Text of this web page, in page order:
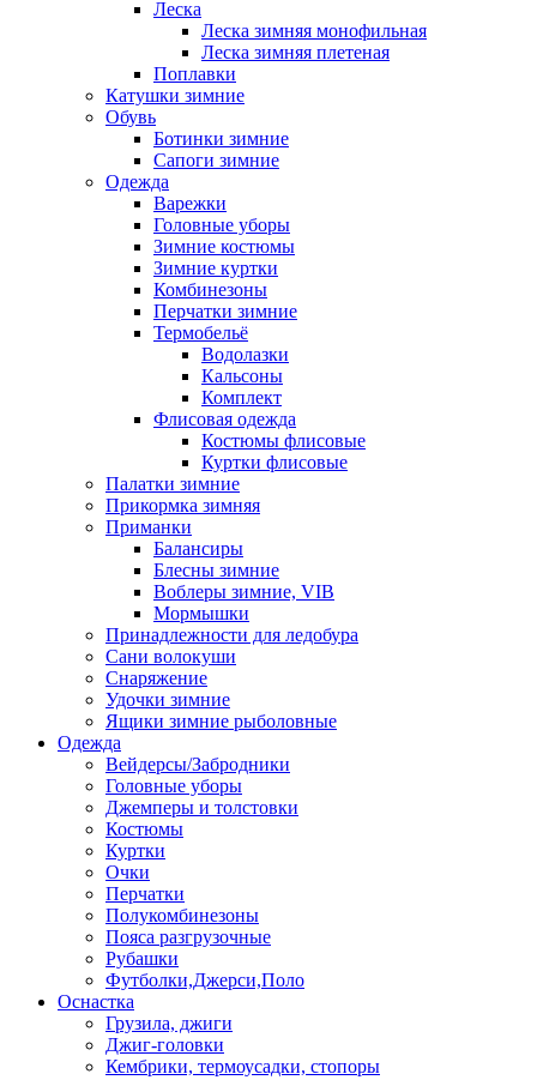
Леска
Леска зимняя монофильная
Леска зимняя плетеная
Поплавки
Катушки зимние
Обувь
Ботинки зимние
Сапоги зимние
Одежда
Варежки
Головные уборы
Зимние костюмы
Зимние куртки
Комбинезоны
Перчатки зимние
Термобельё
Водолазки
Кальсоны
Комплект
Флисовая одежда
Костюмы флисовые
Куртки флисовые
Палатки зимние
Прикормка зимняя
Приманки
Балансиры
Блесны зимние
Воблеры зимние, VIB
Мормышки
Принадлежности для ледобура
Сани волокуши
Снаряжение
Удочки зимние
Ящики зимние рыболовные
Одежда
Вейдерсы/Забродники
Головные уборы
Джемперы и толстовки
Костюмы
Куртки
Очки
Перчатки
Полукомбинезоны
Пояса разгрузочные
Рубашки
Футболки,Джерси,Поло
Оснастка
Грузила, джиги
Джиг-головки
Кембрики, термоусадки, стопоры